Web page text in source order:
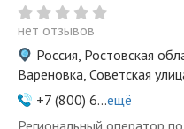
нет отзывов
Россия, Ростовская
Вареновка, Советская
+7 (800) 6...ещё
Региональный оператор